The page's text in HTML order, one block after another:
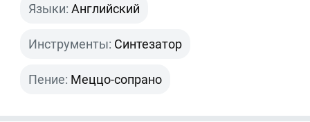
Языки: Английский
Инструменты: Синтезатор
Пение: Меццо-сопрано